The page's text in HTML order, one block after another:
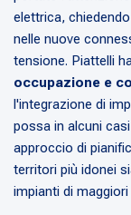
elettrica,
nelle nuove
tensione. Piattelli
occupazione e
l'integrazione di
possa in alcuni
approccio di
territori più idonei
impianti di